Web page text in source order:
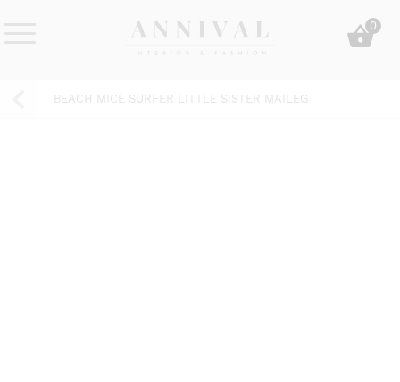
&
0
BEACH MICE SURFER LITTLE SISTER MAILEG